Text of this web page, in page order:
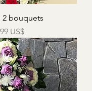
2 bouquets
de oferta
US$